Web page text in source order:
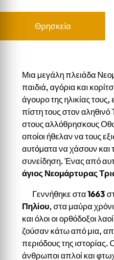
Θρησκεία
Μια μεγάλη πλειάδα
παιδιά, αγόρια και
άγουρο της ηλικίας
πίστη τους στον
στους αλλόθρησκους
οποίοι ήθελαν να τους
αυτόματα να χάσουν και
συνείδηση. Ένας από
άγιος Νεομάρτυρας
Γεννήθηκε στα1663
Πηλίου, στα μαύρα
και όλοι οι ορθόδοξοι
ζούσαν κάτω από μια,
περιόδους της ιστορίας.
άνθρωποι απλοί και